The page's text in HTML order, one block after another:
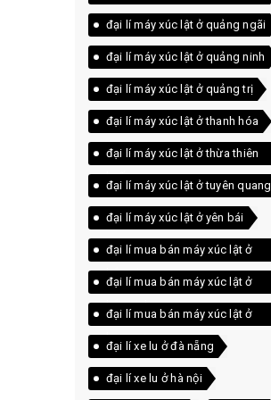
đại lí máy xúc lật ở quảng ngãi
đại lí máy xúc lật ở quảng ninh
đại lí máy xúc lật ở quảng trị
đại lí máy xúc lật ở thanh hóa
đại lí máy xúc lật ở thừa thiên
huế
đại lí máy xúc lật ở tuyên quang
đại lí máy xúc lật ở yên bái
đại lí mua bán máy xúc lật ở
bắc giang
đại lí mua bán máy xúc lật ở
bắc ninh
đại lí mua bán máy xúc lật ở
lạng sơn
đại lí xe lu ở đà nẵng
đại lí xe lu ở hà nội